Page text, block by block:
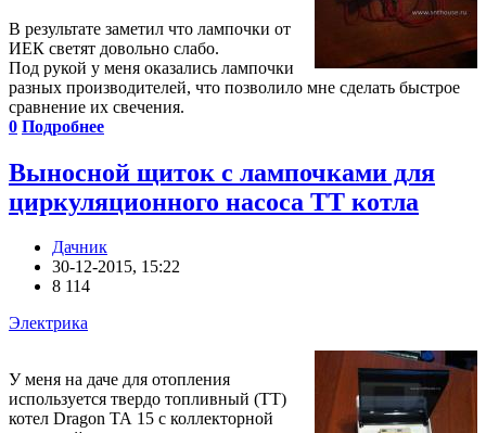
В результате заметил что лампочки от
ИЕК светят довольно слабо.
Под рукой у меня оказались лампочки
разных производителей, что позволило мне сделать быстрое
сравнение их свечения.
0 Подробнее
Выносной щиток с лампочками для
циркуляционного насоса ТТ котла
Дачник
30-12-2015, 15:22
8 114
Электрика
У меня на даче для отопления
используется твердо топливный (ТТ)
котел Dragon ТА 15 с коллекторной